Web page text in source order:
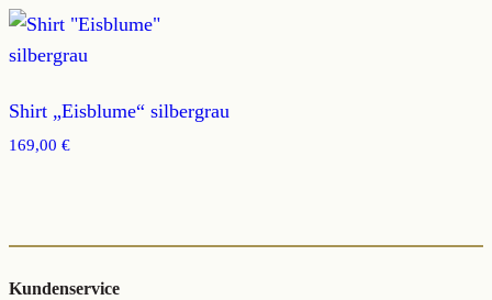
Shirt „Eisblume“ silbergrau
169,00 €
Kundenservice